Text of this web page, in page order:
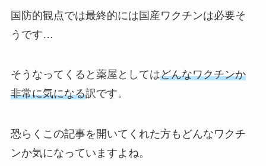
国防的観点では最終的には国産ワクチンは必要そ
うです…
そうなってくると薬屋としてはどんなワクチンか
非常に気になる訳です。
恐らくこの記事を開いてくれた方もどんなワクチ
ンか気になっていますよね。